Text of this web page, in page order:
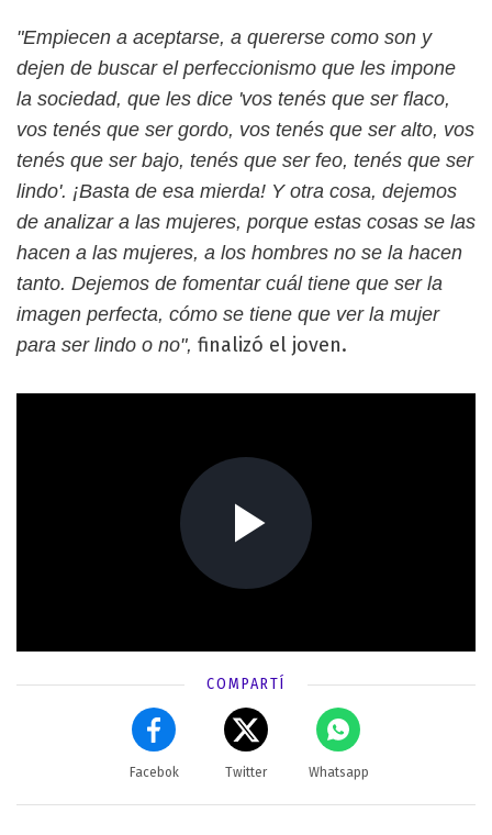
"Empiecen a aceptarse, a quererse como son y
dejen de buscar el perfeccionismo que les impone
la sociedad, que les dice 'vos tenés que ser flaco,
vos tenés que ser gordo, vos tenés que ser alto, vos
tenés que ser bajo, tenés que ser feo, tenés que ser
lindo'. ¡Basta de esa mierda! Y otra cosa, dejemos
de analizar a las mujeres, porque estas cosas se las
hacen a las mujeres, a los hombres no se la hacen
tanto. Dejemos de fomentar cuál tiene que ser la
imagen perfecta, cómo se tiene que ver la mujer
para ser lindo o no", finalizó el joven.
COMPARTÍ
Facebok Twitter Whatsapp